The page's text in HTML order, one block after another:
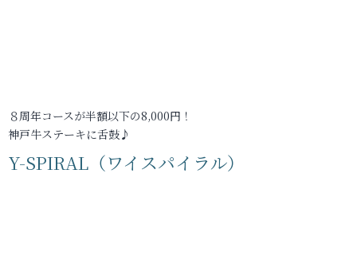
８周年コースが半額以下の8,000円！
神戸牛ステーキに舌鼓♪
Y-SPIRAL（ワイスパイラル）